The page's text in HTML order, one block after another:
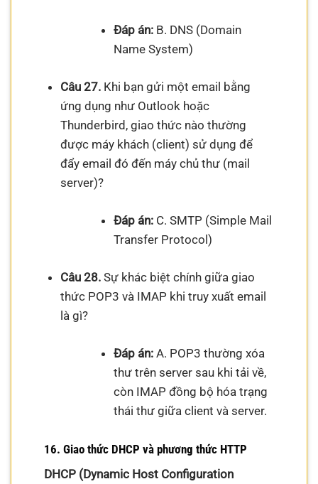
Đáp án:B. DNS (Domain
Name System)
Câu 27.Khi bạn gửi một email bằng
ứng dụng như Outlook hoặc
Thunderbird, giao thức nào thường
được máy khách (client) sử dụng để
đẩy email đó đến máy chủ thư (mail
server)?
Đáp án:C. SMTP (Simple Mail
Transfer Protocol)
Câu 28.Sự khác biệt chính giữa giao
thức POP3 và IMAP khi truy xuất email
là gì?
Đáp án:A. POP3 thường xóa
thư trên server sau khi tải về,
còn IMAP đồng bộ hóa trạng
thái thư giữa client và server.
16. Giao thức DHCP và phương thức HTTP
DHCP (Dynamic Host Configuration